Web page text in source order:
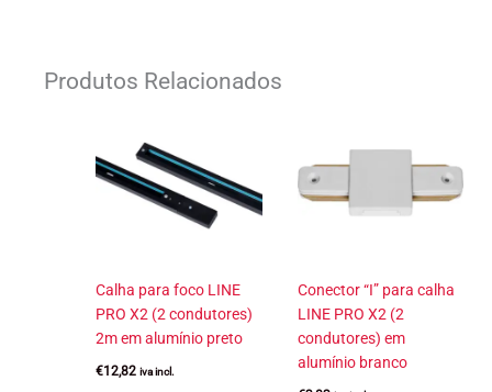
Produtos Relacionados
Calha para foco LINE
PRO X2 (2 condutores)
2m em alumínio preto
€12,82 iva incl.
Conector “I” para calha
LINE PRO X2 (2
condutores) em
alumínio branco